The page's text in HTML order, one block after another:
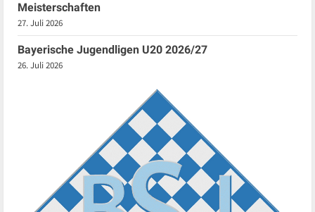
Meisterschaften
27. Juli 2026
Bayerische Jugendligen U20 2026/27
26. Juli 2026